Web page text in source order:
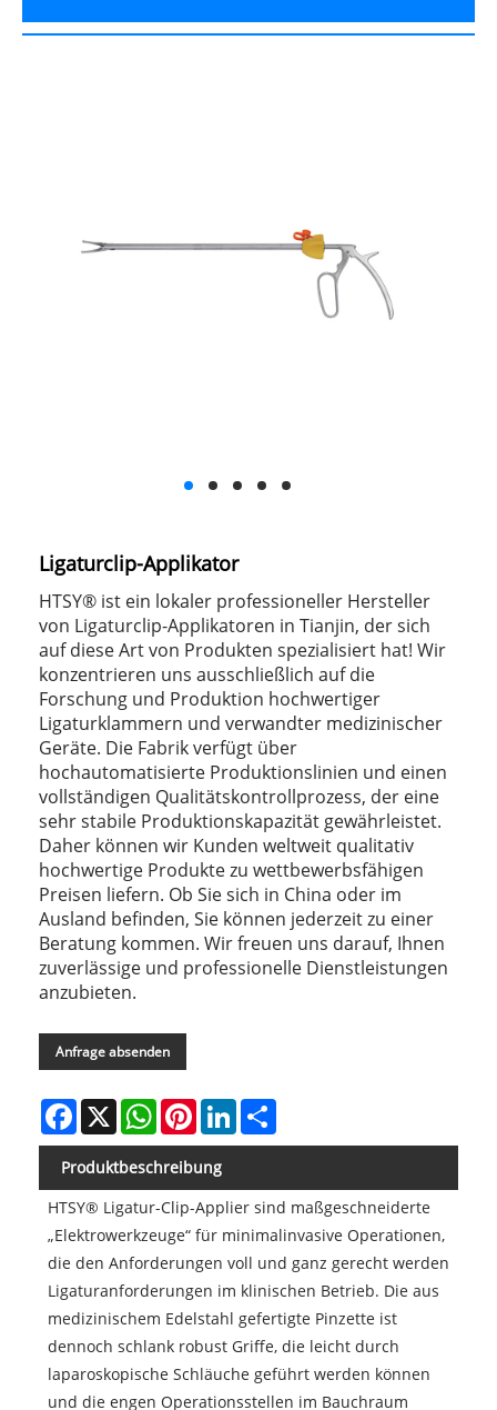
Ligaturclip-Applikator
HTSY® ist ein lokaler professioneller Hersteller
von Ligaturclip-Applikatoren in Tianjin, der sich
auf diese Art von Produkten spezialisiert hat! Wir
konzentrieren uns ausschließlich auf die
Forschung und Produktion hochwertiger
Ligaturklammern und verwandter medizinischer
Geräte. Die Fabrik verfügt über
hochautomatisierte Produktionslinien und einen
vollständigen Qualitätskontrollprozess, der eine
sehr stabile Produktionskapazität gewährleistet.
Daher können wir Kunden weltweit qualitativ
hochwertige Produkte zu wettbewerbsfähigen
Preisen liefern. Ob Sie sich in China oder im
Ausland befinden, Sie können jederzeit zu einer
Beratung kommen. Wir freuen uns darauf, Ihnen
zuverlässige und professionelle Dienstleistungen
anzubieten.
Anfrage absenden
Facebook
X WhatsAppPinterestLinkedIn
Produktbeschreibung
HTSY® Ligatur-Clip-Applier sind maßgeschneiderte
„Elektrowerkzeuge“ für minimalinvasive Operationen,
die den Anforderungen voll und ganz gerecht werden
Ligaturanforderungen im klinischen Betrieb. Die aus
medizinischem Edelstahl gefertigte Pinzette ist
dennoch schlank robust Griffe, die leicht durch
laparoskopische Schläuche geführt werden können
und die engen Operationsstellen im Bauchraum